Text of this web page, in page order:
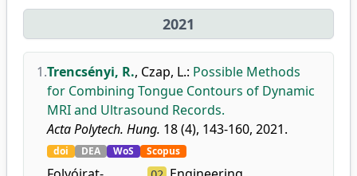
2021
1.Trencsényi, R., Czap, L.: Possible Methods
for Combining Tongue Contours of Dynamic
MRI and Ultrasound Records.
Acta Polytech. Hung. 18 (4), 143-160, 2021.
doi DEA WoS Scopus